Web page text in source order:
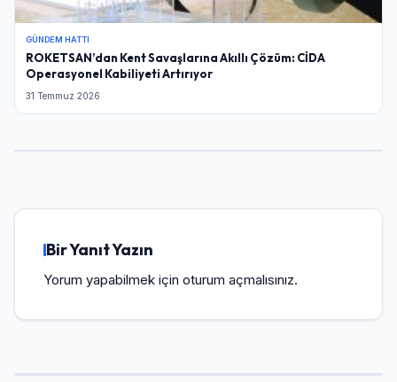
GÜNDEM HATTI
ROKETSAN’dan Kent Savaşlarına Akıllı Çözüm: CİDA
Operasyonel Kabiliyeti Artırıyor
31 Temmuz 2026
Bir Yanıt Yazın
Yorum yapabilmek için oturum açmalısınız.